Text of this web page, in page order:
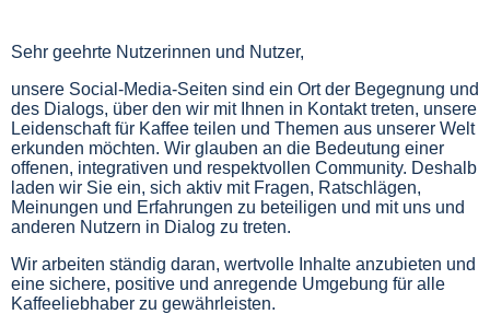
Sehr geehrte Nutzerinnen und Nutzer,
unsere Social-Media-Seiten sind ein Ort der Begegnung und
des Dialogs, über den wir mit Ihnen in Kontakt treten, unsere
Leidenschaft für Kaffee teilen und Themen aus unserer Welt
erkunden möchten. Wir glauben an die Bedeutung einer
offenen, integrativen und respektvollen Community. Deshalb
laden wir Sie ein, sich aktiv mit Fragen, Ratschlägen,
Meinungen und Erfahrungen zu beteiligen und mit uns und
anderen Nutzern in Dialog zu treten.
Wir arbeiten ständig daran, wertvolle Inhalte anzubieten und
eine sichere, positive und anregende Umgebung für alle
Kaffeeliebhaber zu gewährleisten.